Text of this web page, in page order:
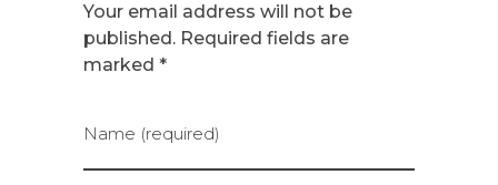
Your email address will not be
published. Required fields are
marked *
Name (required)